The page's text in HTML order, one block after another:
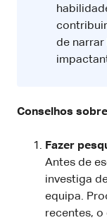
de narrar
Conselhos
Fazer
Antes de
investiga
equipa.
recentes,